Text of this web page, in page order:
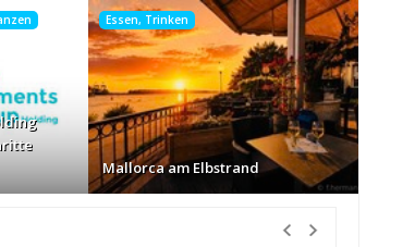
Essen, Trinken
Mallorca am Elbstrand